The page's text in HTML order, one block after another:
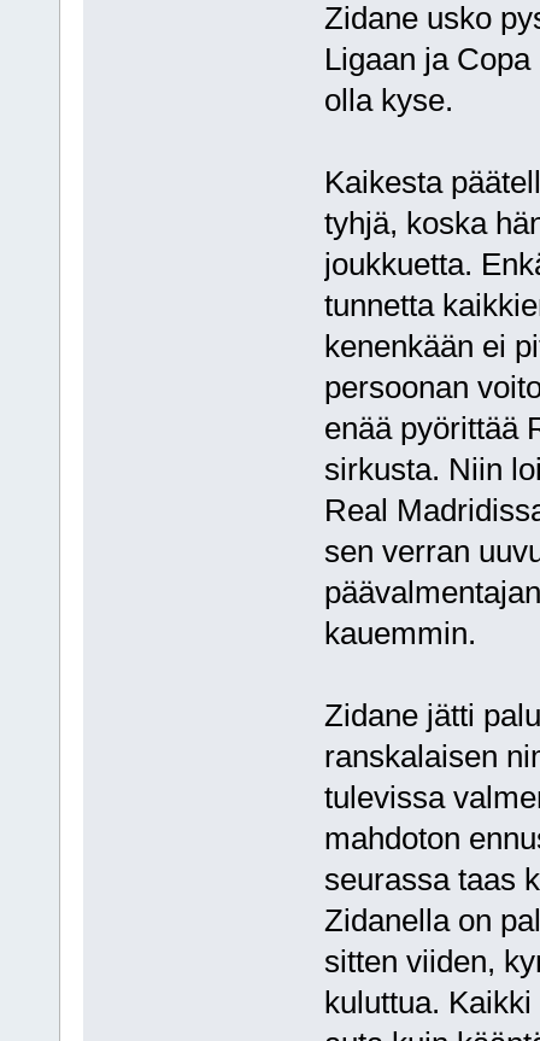
Zidane usko
Ligaan ja
olla kyse.
Kaikesta
tyhjä, koska
joukkuetta.
tunnetta
kenenkään ei
persoonan
enää pyörittää
sirkusta. Niin
Real
sen verran
kauemmin.
Zidane jätti
ranskalaisen
tulevissa
mahdoton
seurassa taas
Zidanella on
sitten viiden,
kuluttua.